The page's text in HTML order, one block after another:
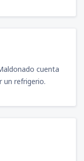
cuenta
un refrigerio.